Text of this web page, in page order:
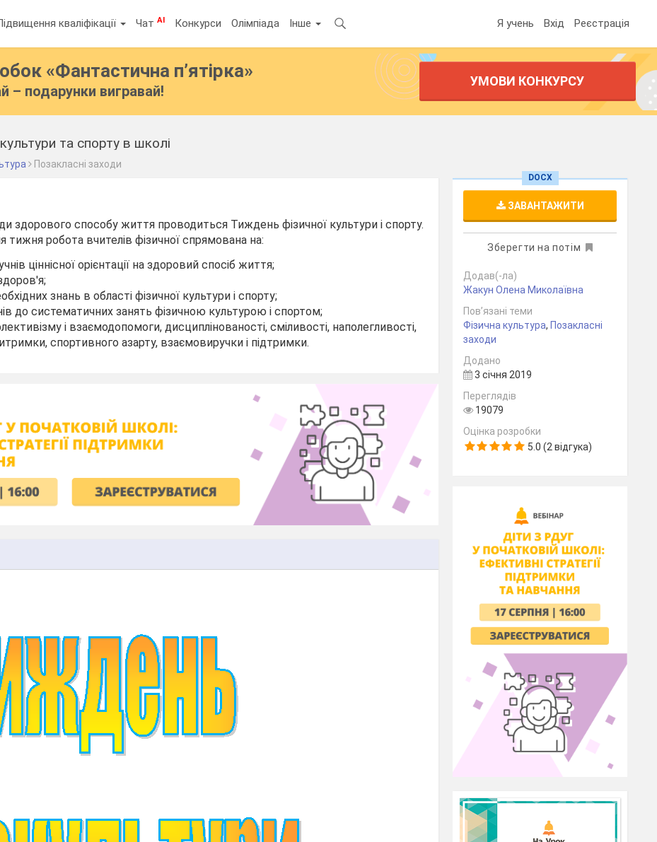
кваліфікації ЧатAI Конкурси Олімпіада Інше Я учень Вхід Реєстрація
«Фантастична п’ятірка»
– подарунки вигравай!
УМОВИ КОНКУРСУ
та спорту в школі
Позакласні заходи
здорового способу життя проводиться Тиждень фізичної культури і спорту.
тижня робота вчителів фізичної спрямована на:
ціннісної орієнтації на здоровий спосіб життя;
знань в області фізичної культури і спорту;
до систематичних занять фізичною культурою і спортом;
і взаємодопомоги, дисциплінованості, сміливості, наполегливості,
спортивного азарту, взаємовиручки і підтримки.
DOCX
ЗАВАНТАЖИТИ
Зберегти на потім
Додав(-ла)
Жакун Олена Миколаївна
Пов’язані теми
Фізична культура, Позакласні
заходи
Додано
3 січня 2019
Переглядів
19079
Оцінка розробки
5.0 (2 відгука)